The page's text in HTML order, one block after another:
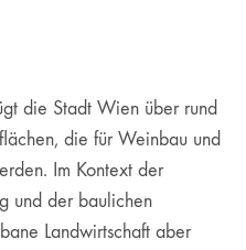
die Stadt Wien über rund
die für Weinbau und
Im Kontext der
und der baulichen
Landwirtschaft aber